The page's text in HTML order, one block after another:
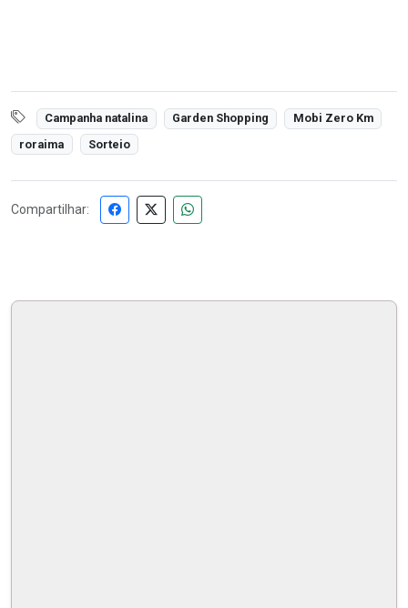
Campanha natalina Garden Shopping
Mobi Zero Km
roraima
Sorteio
Compartilhar: